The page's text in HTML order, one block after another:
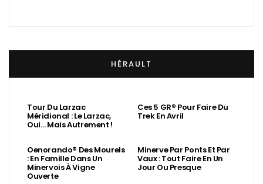
HÉRAULT
Tour Du Larzac
Méridional : Le Larzac,
Oui… Mais Autrement !
Ces 5 GR® Pour Faire Du
Trek En Avril
Oenorando® Des Mourels
: En Famille Dans Un
Minervois À Vigne
Ouverte
Minerve Par Ponts Et Par
Vaux : Tout Faire En Un
Jour Ou Presque